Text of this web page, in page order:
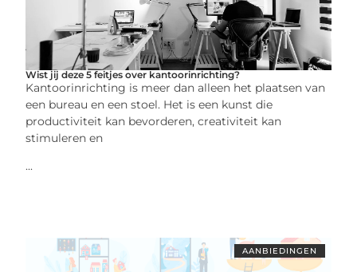
Wist jij deze 5 feitjes over kantoorinrichting?
Kantoorinrichting is meer dan alleen het plaatsen van
een bureau en een stoel. Het is een kunst die
productiviteit kan bevorderen, creativiteit kan
stimuleren en
...
AANBIEDINGEN